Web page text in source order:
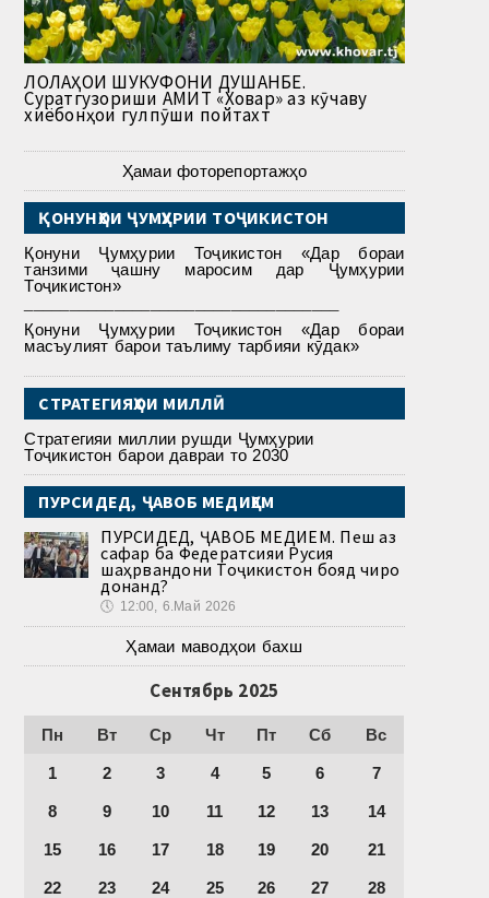
ЛОЛАҲОИ ШУКУФОНИ ДУШАНБЕ.
Суратгузориши АМИТ «Ховар» аз кӯчаву
хиёбонҳои гулпӯши пойтахт
Ҳамаи фоторепортажҳо
ҚОНУНҲОИ ҶУМҲУРИИ ТОҶИКИСТОН
Қонуни Ҷумҳурии Тоҷикистон «Дар бораи
танзими ҷашну маросим дар Ҷумҳурии
Тоҷикистон»
Қонуни Ҷумҳурии Тоҷикистон «Дар бораи
масъулият барои таълиму тарбияи кӯдак»
СТРАТЕГИЯҲОИ МИЛЛӢ
Стратегияи миллии рушди Ҷумҳурии
Тоҷикистон барои давраи то 2030
ПУРСИДЕД, ҶАВОБ МЕДИҲЕМ
ПУРСИДЕД, ҶАВОБ МЕДИҲЕМ. Пеш аз
сафар ба Федератсияи Русия
шаҳрвандони Тоҷикистон бояд чиро
донанд?
🕔 12:00, 6.Май 2026
Ҳамаи маводҳои бахш
Сентябрь 2025
Пн Вт Ср Чт Пт Сб Вс
1 2 3 4 5 6 7
8 9 10 11 12 13 14
15 16 17 18 19 20 21
22 23 24 25 26 27 28